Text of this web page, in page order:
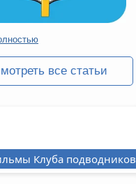
все статьи
Клуба подводников